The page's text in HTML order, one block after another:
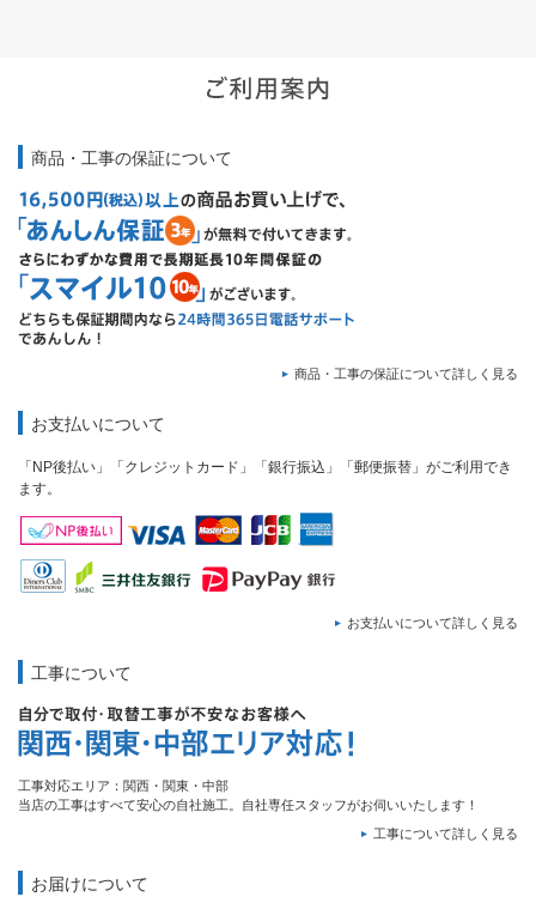
商品・工事の保証について
商品・工事の保証について詳しく見る
お支払いについて
「NP後払い」「クレジットカード」「銀行振込」「郵便振替」がご利用でき
ます。
お支払いについて詳しく見る
工事について
工事対応エリア：関西・関東・中部
当店の工事はすべて安心の自社施工。自社専任スタッフがお伺いいたします！
工事について詳しく見る
お届けについて